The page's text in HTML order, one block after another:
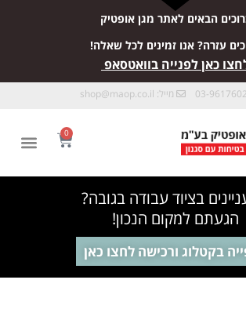
הבאים לאתר מגן אופטיק
עזרה? אנו זמינים לכל שאלה!
כאן לפנייה בוואטסאפ
מייל: shop@maop.co.il
0
בציוד עבודה בגובה?
הגעתם למקום הנכון!
בקטלוג ורכישה לחצו כאן